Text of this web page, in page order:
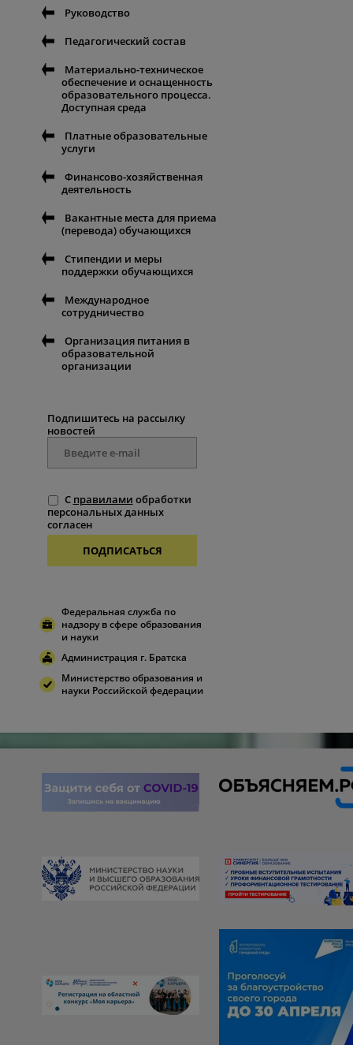
Руководство
Педагогический состав
Материально-техническое
обеспечение и оснащенность
образовательного процесса.
Доступная среда
Платные образовательные
услуги
Финансово-хозяйственная
деятельность
Вакантные места для приема
(перевода) обучающихся
Стипендии и меры
поддержки обучающихся
Международное
сотрудничество
Организация питания в
образовательной
организации
Подпишитесь на рассылку
новостей
С правилами обработки
персональных данных
согласен
ПОДПИСАТЬСЯ
Федеральная служба по
надзору в сфере образования
и науки
Администрация г. Братска
Министерство образования и
науки Российской федерации